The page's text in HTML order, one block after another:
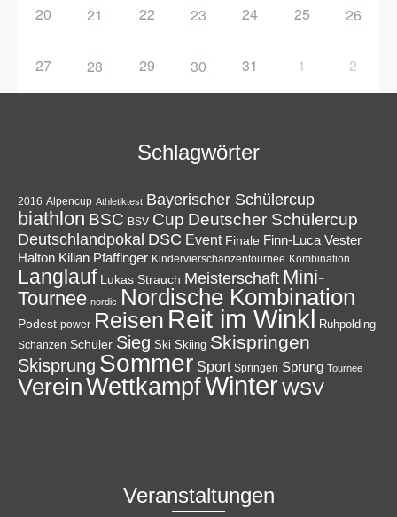
20 21 22 23 24 25 26
27 28 29 30 31 1 2
Schlagwörter
2016 Alpencup Athletiktest Bayerischer Schülercup
biathlon BSC BSV Cup Deutscher Schülercup
Deutschlandpokal DSC Event Finale Finn-Luca Vester
Halton Kilian Pfaffinger Kindervierschanzentournee Kombination
Langlauf Lukas Strauch Meisterschaft Mini-
Tournee nordic Nordische Kombination
Podest power Reisen Reit im Winkl Ruhpolding
Schanzen Schüler Sieg Ski Skiing Skispringen
Skisprung Sommer Sport Springen Sprung Tournee
VereinWettkampfWinterWSV
Veranstaltungen